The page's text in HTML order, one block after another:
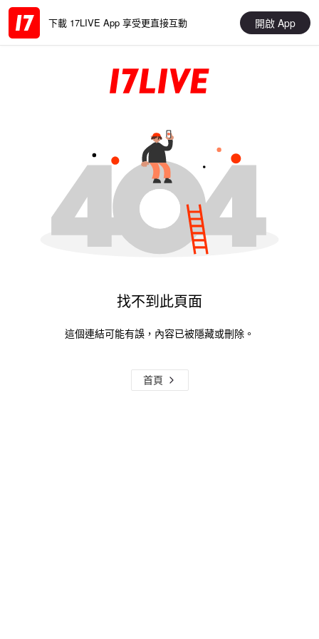
下載 17LIVE App 享受更直接互動 開啟 App
找不到此頁面
這個連結可能有誤，內容已被隱藏或刪除。
首頁